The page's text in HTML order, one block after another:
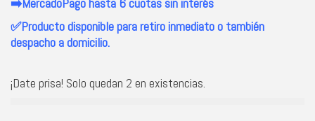
✅Producto disponible para retiro inmediato o también
despacho a domicilio.
¡Date prisa! Solo quedan 2 en existencias.